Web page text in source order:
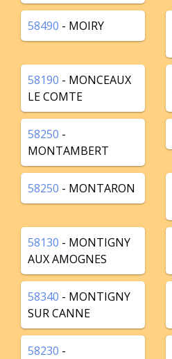
58490 - MOIRY
58190 - MONCEAUX
LE COMTE
58250 -
MONTAMBERT
58250 - MONTARON
58130 - MONTIGNY
AUX AMOGNES
58340 - MONTIGNY
SUR CANNE
58230 -